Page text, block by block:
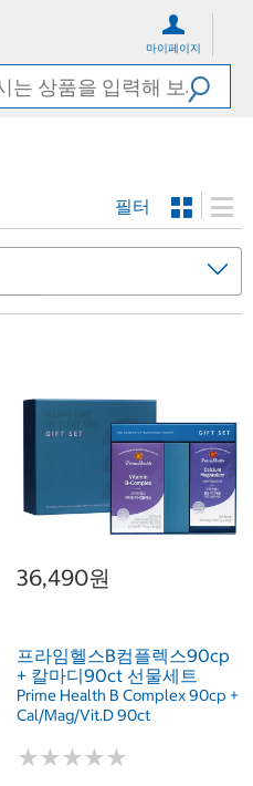
마이페이지
필터
36,490원
프라임헬스B컴플렉스90cp
+ 칼마디90ct 선물세트
Prime Health B Complex 90cp +
Cal/Mag/Vit.D 90ct
★★★★★
★★★★★